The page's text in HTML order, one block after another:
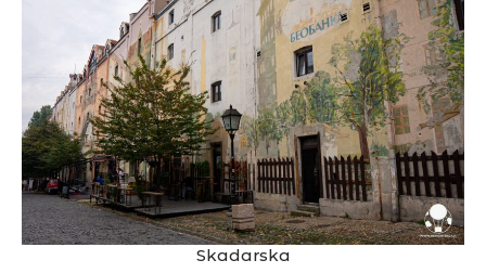
Skadarska